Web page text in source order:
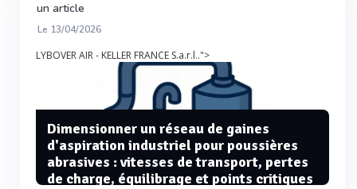
un article
Le 13/04/2026
LYBOVER AIR - KELLER FRANCE S.a.r.l..">
Dimensionner un réseau de gaines
d'aspiration industriel pour poussières
abrasives : vitesses de transport, pertes
de charge, équilibrage et points critiques